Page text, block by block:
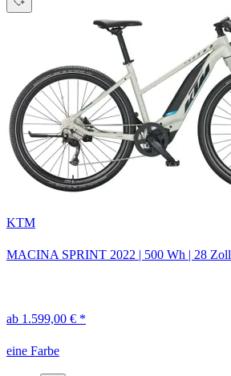
KTM
MACINA SPRINT 2022 | 500 Wh | 28 Zoll
ab 1.599,00 € *
eine Farbe